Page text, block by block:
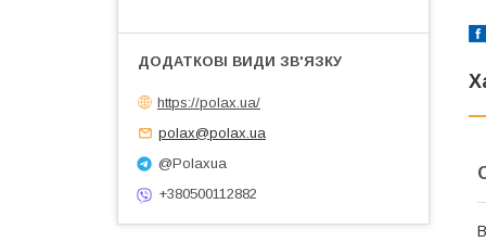
https://polax.ua/
polax@polax.ua
@Polaxua
+380500112882